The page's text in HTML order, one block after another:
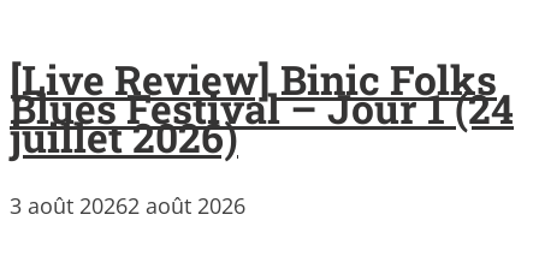
[Live Review] Binic Folks
Blues Festival – Jour 1 (24
juillet 2026)
3 août 20262 août 2026